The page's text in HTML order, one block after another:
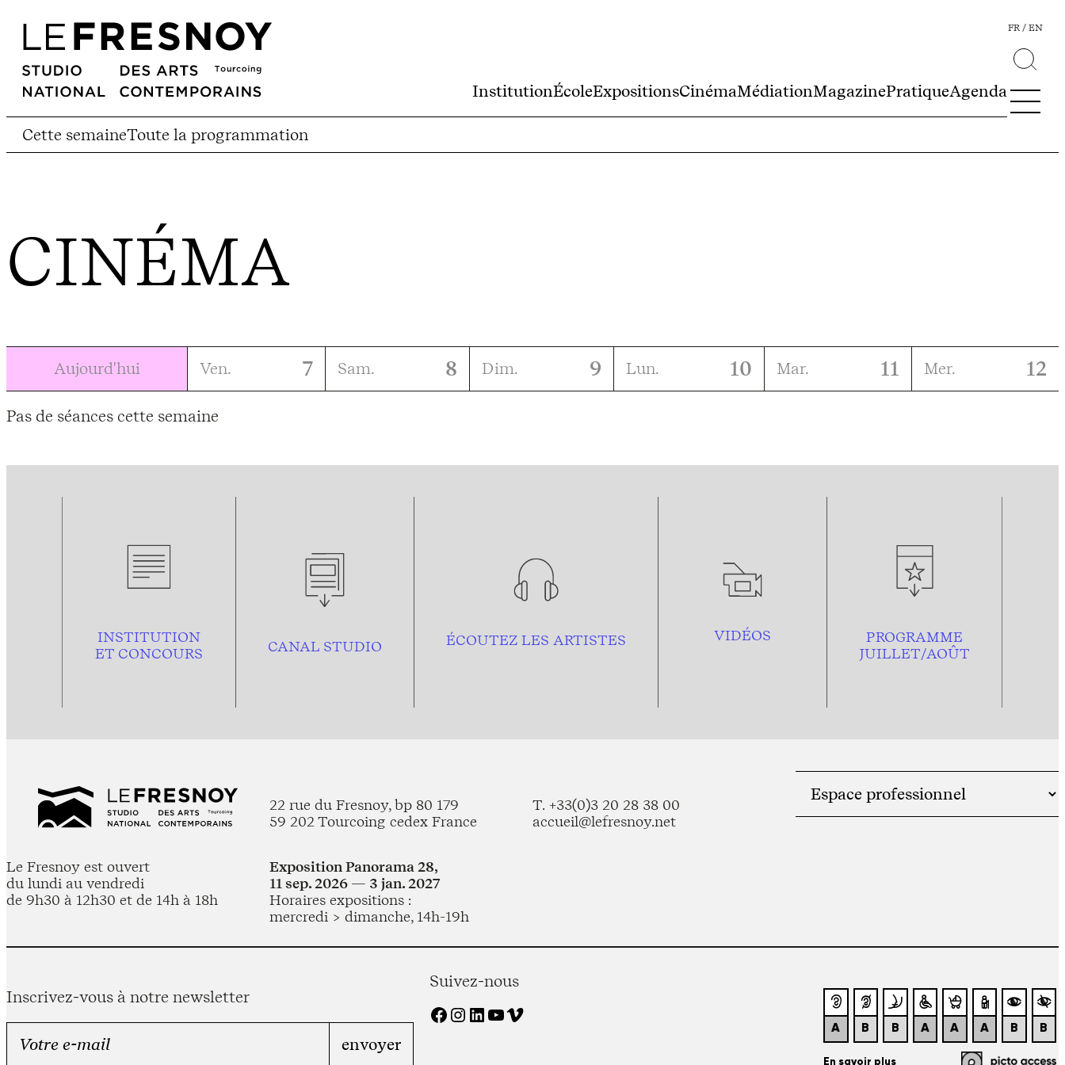
InstitutionÉcoleExpositionsCinémaMédiationMagazinePratiqueAgenda
FR EN
Cette semaineToute la programmation
CINÉMA
Aujourd'hui Ven. 7 Sam. 8 Dim. 9 Lun. 10 Mar. 11 Mer. 12
Pas de séances cette semaine
INSTITUTION
ET CONCOURS
CANAL STUDIO ÉCOUTEZ LES ARTISTES VIDÉOS
PROGRAMME
JUILLET/AOÛT
22 rue du Fresnoy, bp 80 179
59 202 Tourcoing cedex France
T. +33(0)3 20 28 38 00
accueil@lefresnoy.net
Le Fresnoy est ouvert
du lundi au vendredi
de 9h30 à 12h30 et de 14h à 18h
Exposition Panorama 28,
11 sep. 2026 — 3 jan. 2027
Horaires expositions :
mercredi > dimanche, 14h-19h
Inscrivez-vous à notre newsletter
Suivez-nous
Facebook Instagram LinkedIn YouTube Vimeo